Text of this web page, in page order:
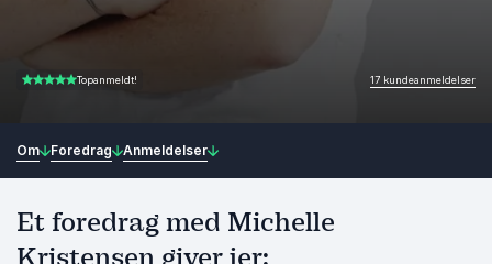
5.00 ud af 5Topanmeldt! 17 kundeanmeldelser
Om Foredrag Anmeldelser
Et foredrag med Michelle
Kristensen giver jer: